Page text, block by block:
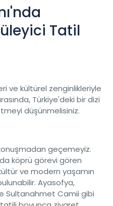
Tatil
ve kültürel zenginlikleriyle
Türkiye'deki bir dizi
düşünmelisiniz.
geçemeyiz.
köprü görevi gören
ve modern yaşamın
Ayasofya,
Sultanahmet Camii gibi